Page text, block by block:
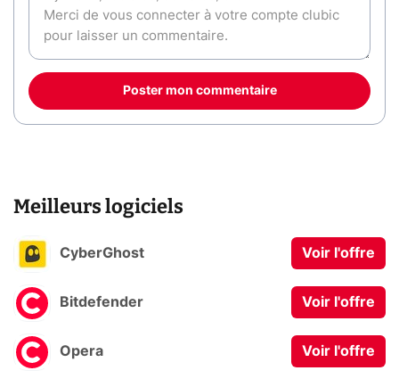
Poster mon commentaire
Meilleurs logiciels
CyberGhost Voir l'offre
Bitdefender Voir l'offre
Opera Voir l'offre